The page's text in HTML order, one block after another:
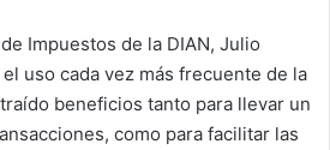
Impuestos de la DIAN, Julio
uso cada vez más frecuente de la
beneficios tanto para llevar un
como para facilitar las